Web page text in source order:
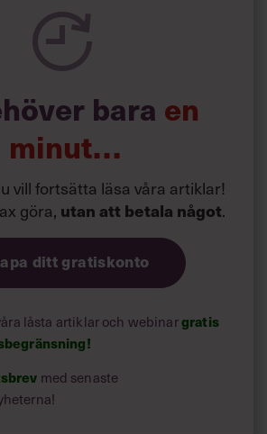
brukar vara att medierna
negativt inom er organisation.
besvara frågor. Som chef känner
vill komma undan. Men det bästa
och själv ta initiativ. Svarar du inte
att uppfattas som att du försöker
Karina Folkesson.
en presskonferens, eller
Då kan du själv välja vad du vill
under hård press kan du vänta med
spara dina uttalanden till
bara en
minut…
vill fortsätta läsa våra artiklar!
göra, utan att betala något.
ditt gratiskonto
låsta artiklar och webinargratis
med senaste